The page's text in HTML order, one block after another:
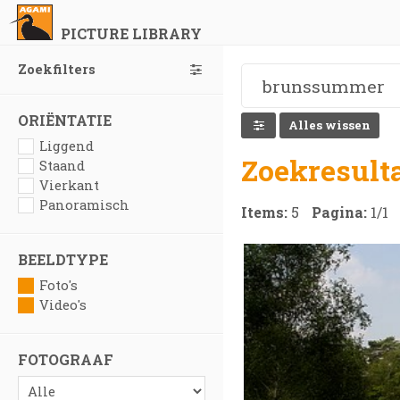
PICTURE LIBRARY
Zoekfilters
ORIËNTATIE
Liggend
Staand
Vierkant
Panoramisch
BEELDTYPE
Foto's
Video's
FOTOGRAAF
Alles wissen
Items: 5 Pagina: 1/1